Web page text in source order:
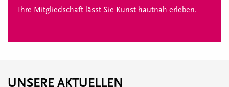
Ihre Mitgliedschaft lässt Sie Kunst hautnah erleben.
UNSERE AKTUELLEN